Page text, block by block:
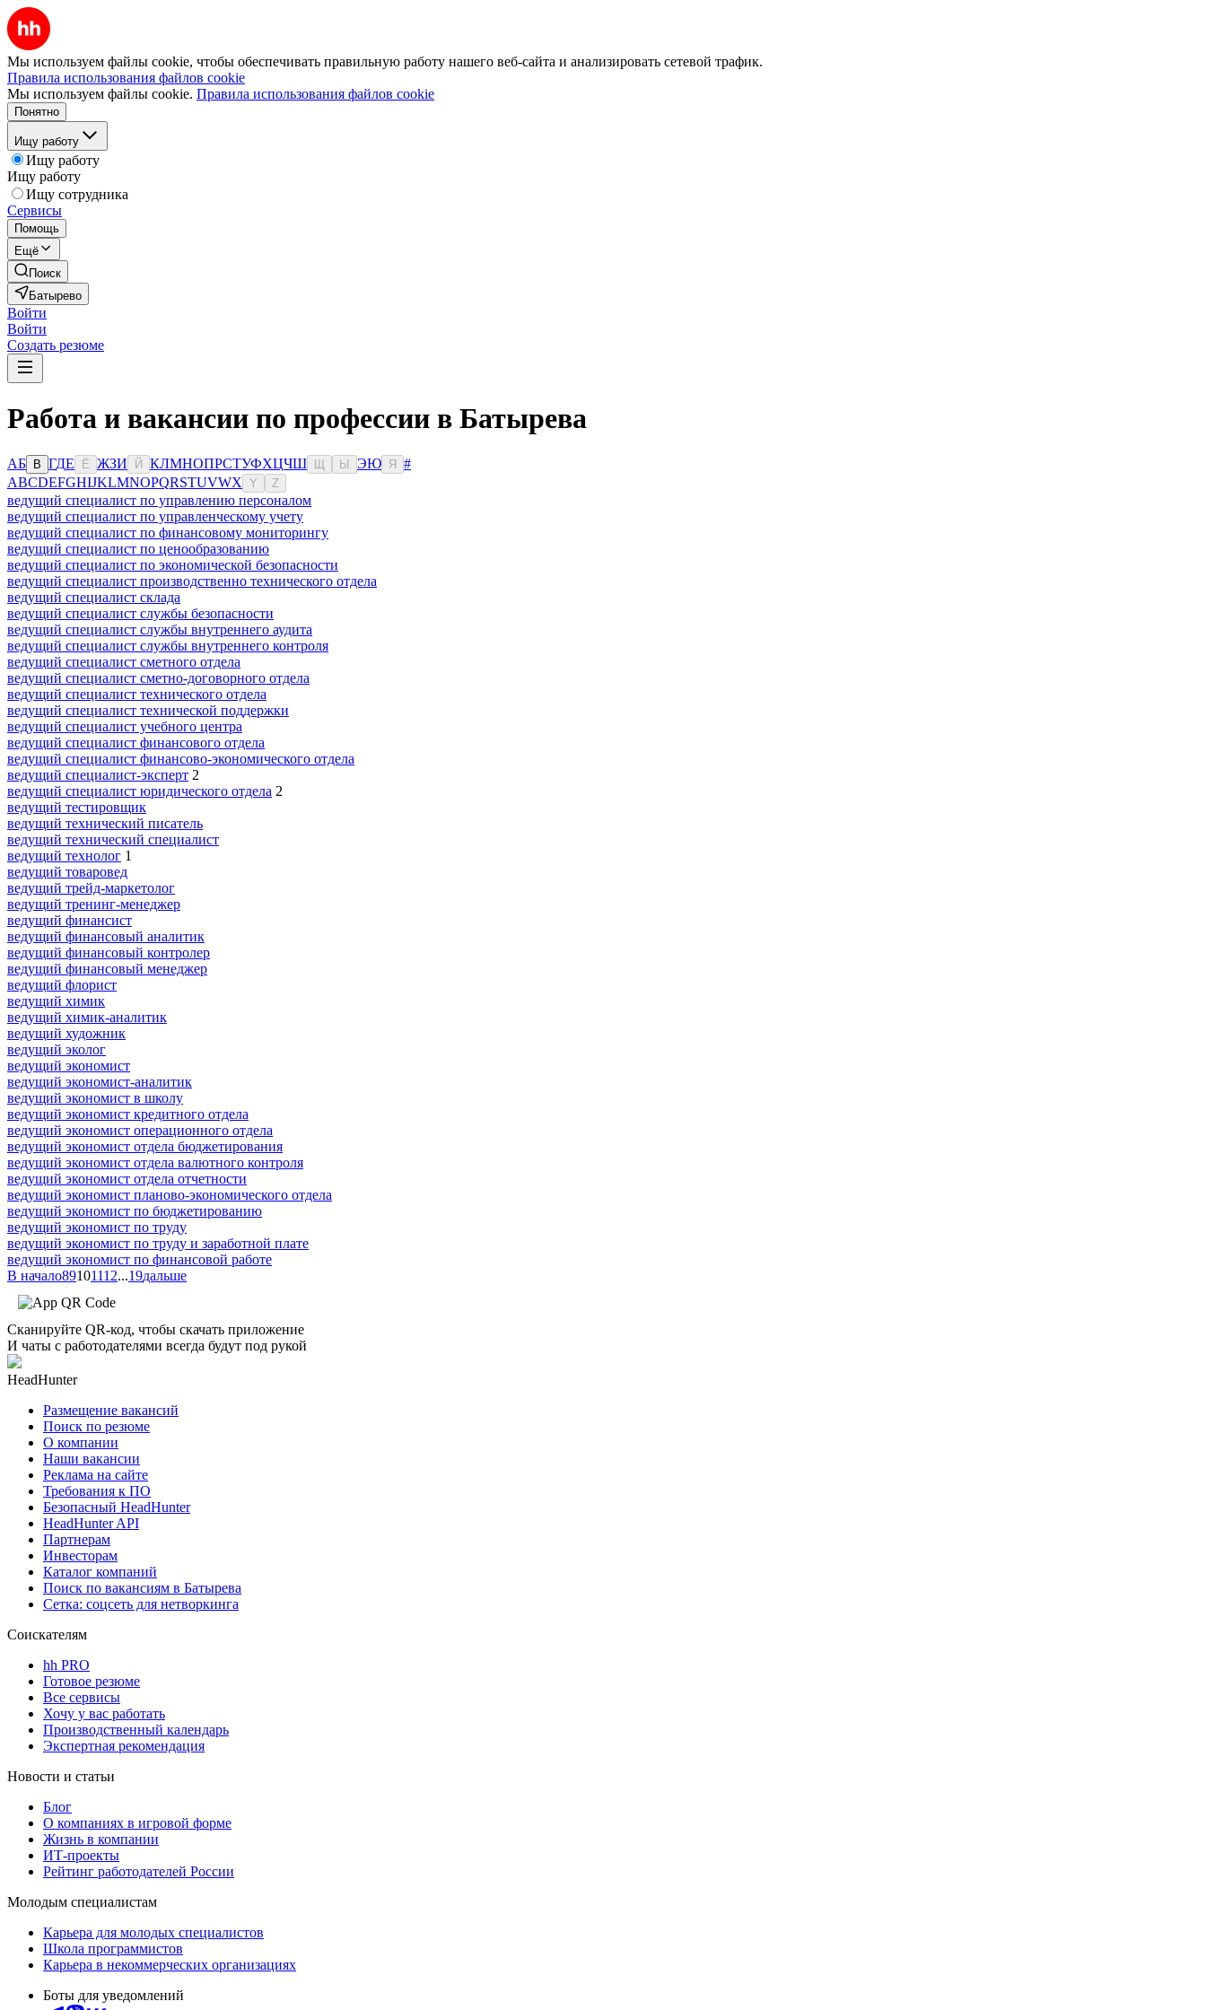
Мы используем файлы cookie, чтобы обеспечивать правильную работу нашего веб-сайта и анализировать сетевой трафик.
Правила использования файлов cookie
Мы используем файлы cookie. Правила использования файлов cookie
Понятно
Ищу работу
Ищу работу
Ищу работу
Ищу сотрудника
Сервисы
Помощь
Ещё
Поиск
Батырево
Войти
Войти
Создать резюме
Работа и вакансии по профессии в Батырева
АБ В ГДЕ Ё ЖЗИ Й КЛМНОПРСТУФХЦЧШ Ы ЭЮ Я
#
ABCDEFGHIJKLMNOPQRSTUVWX Y Z
ведущий специалист по управлению персоналом
ведущий специалист по управленческому учету
ведущий специалист по финансовому мониторингу
ведущий специалист по ценообразованию
ведущий специалист по экономической безопасности
ведущий специалист производственно технического отдела
ведущий специалист склада
ведущий специалист службы безопасности
ведущий специалист службы внутреннего аудита
ведущий специалист службы внутреннего контроля
ведущий специалист сметного отдела
ведущий специалист сметно-договорного отдела
ведущий специалист технического отдела
ведущий специалист технической поддержки
ведущий специалист учебного центра
ведущий специалист финансового отдела
ведущий специалист финансово-экономического отдела
ведущий специалист-эксперт 2
ведущий специалист юридического отдела 2
ведущий тестировщик
ведущий технический писатель
ведущий технический специалист
ведущий технолог 1
ведущий товаровед
ведущий трейд-маркетолог
ведущий тренинг-менеджер
ведущий финансист
ведущий финансовый аналитик
ведущий финансовый контролер
ведущий финансовый менеджер
ведущий флорист
ведущий химик
ведущий химик-аналитик
ведущий художник
ведущий эколог
ведущий экономист
ведущий экономист-аналитик
ведущий экономист в школу
ведущий экономист кредитного отдела
ведущий экономист операционного отдела
ведущий экономист отдела бюджетирования
ведущий экономист отдела валютного контроля
ведущий экономист отдела отчетности
ведущий экономист планово-экономического отдела
ведущий экономист по бюджетированию
ведущий экономист по труду
ведущий экономист по труду и заработной плате
ведущий экономист по финансовой работе
В начало89101112...19дальше
Сканируйте QR-код, чтобы скачать приложение
И чаты с работодателями всегда будут под рукой
HeadHunter
Размещение вакансий
Поиск по резюме
О компании
Наши вакансии
Реклама на сайте
Требования к ПО
Безопасный HeadHunter
HeadHunter API
Партнерам
Инвесторам
Каталог компаний
Поиск по вакансиям в Батырева
Сетка: соцсеть для нетворкинга
Соискателям
hh PRO
Готовое резюме
Все сервисы
Хочу у вас работать
Производственный календарь
Экспертная рекомендация
Новости и статьи
Блог
О компаниях в игровой форме
Жизнь в компании
ИТ-проекты
Рейтинг работодателей России
Молодым специалистам
Карьера для молодых специалистов
Школа программистов
Карьера в некоммерческих организациях
Боты для уведомлений